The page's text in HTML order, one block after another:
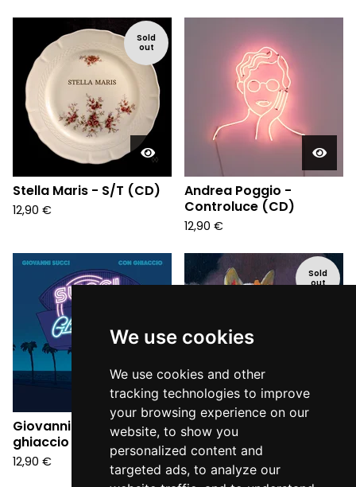
We use cookies
We use cookies and other
tracking technologies to improve
your browsing experience on our
website, to show you
personalized content and
targeted ads, to analyze our
Sold
out
Stella Maris - S/T (CD)
12,90 €
Andrea Poggio -
Controluce (CD)
12,90 €
Giovanni Succi - Con
ghiaccio (CD)
12,90 €
Sold
out
Ninos du Brasil - Vida
Eterna (CD)
12,90